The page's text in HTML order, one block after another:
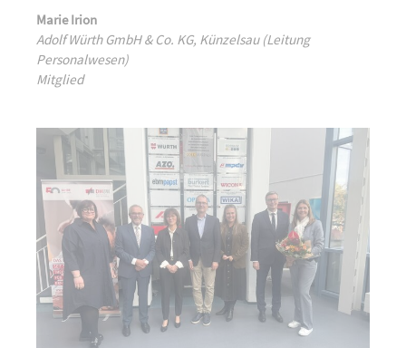
Marie Irion
Adolf Würth GmbH & Co. KG, Künzelsau (Leitung
Personalwesen)
Mitglied